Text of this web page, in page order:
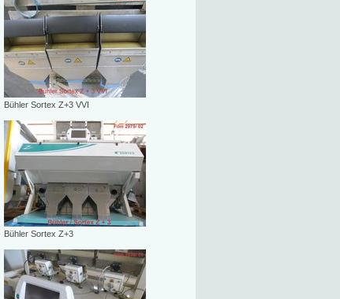
Bühler Sortex Z+3 VVI
Bühler Sortex Z+3